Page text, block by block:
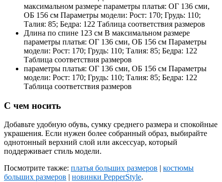
максимальном размере параметры платья: ОГ 136 сми,
ОБ 156 см Параметры модели: Рост: 170; Грудь: 110;
Талия: 85; Бедра: 122 Таблица соответствия размеров
Длина по спине 123 см В максимальном размере
параметры платья: ОГ 136 сми, ОБ 156 см Параметры
модели: Рост: 170; Грудь: 110; Талия: 85; Бедра: 122
Таблица соответствия размеров
параметры платья: ОГ 136 сми, ОБ 156 см Параметры
модели: Рост: 170; Грудь: 110; Талия: 85; Бедра: 122
Таблица соответствия размеров
С чем носить
Добавьте удобную обувь, сумку среднего размера и спокойные
украшения. Если нужен более собранный образ, выбирайте
однотонный верхний слой или аксессуар, который
поддерживает стиль модели.
Посмотрите также: платья больших размеров | костюмы
больших размеров | новинки PepperStyle.